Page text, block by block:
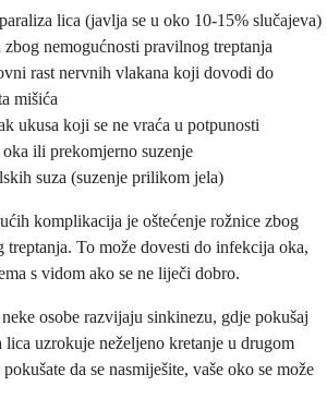
lica (javlja se u oko 10-15% slučajeva)
nemogućnosti pravilnog treptanja
rast nervnih vlakana koji dovodi do
mišića
ukusa koji se ne vraća u potpunosti
ili prekomjerno suzenje
suza (suzenje prilikom jela)
komplikacija je oštećenje rožnice zbog
treptanja. To može dovesti do infekcija oka,
s vidom ako se ne liječi dobro.
osobe razvijaju sinkinezu, gdje pokušaj
uzrokuje neželjeno kretanje u drugom
da se nasmiješite, vaše oko se može